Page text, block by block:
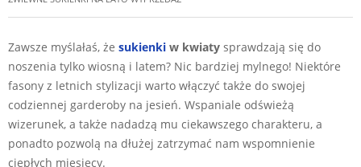
Zawsze myślałaś, że sukienki w kwiaty sprawdzają się do
noszenia tylko wiosną i latem? Nic bardziej mylnego! Niektóre
fasony z letnich stylizacji warto włączyć także do swojej
codziennej garderoby na jesień. Wspaniale odświeżą
wizerunek, a także nadadzą mu ciekawszego charakteru, a
ponadto pozwolą na dłużej zatrzymać nam wspomnienie
ciepłych miesięcy.